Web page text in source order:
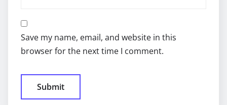
Save my name, email, and website in this
browser for the next time I comment.